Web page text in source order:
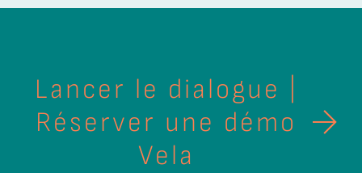
Lancer le dialogue |
Réserver une démo
Vela